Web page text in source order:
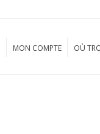
MON COMPTE OÙ